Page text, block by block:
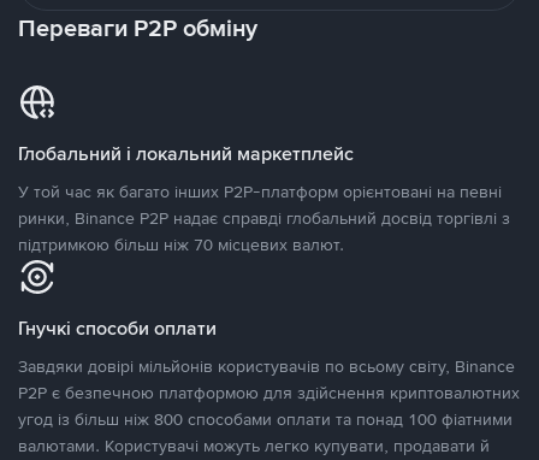
Переваги P2P обміну
Глобальний і локальний маркетплейс
У той час як багато інших P2P-платформ орієнтовані на певні
ринки, Binance P2P надає справді глобальний досвід торгівлі з
підтримкою більш ніж 70 місцевих валют.
Гнучкі способи оплати
Завдяки довірі мільйонів користувачів по всьому світу, Binance
P2P є безпечною платформою для здійснення криптовалютних
угод із більш ніж 800 способами оплати та понад 100 фіатними
валютами. Користувачі можуть легко купувати, продавати й